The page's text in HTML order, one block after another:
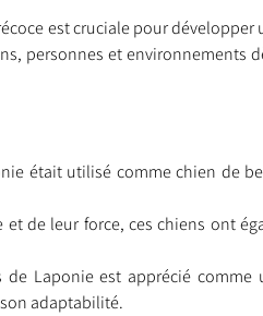
est cruciale pour
personnes et environnements
était utilisé comme chien de
et de leur force, ces chiens ont
Laponie est apprécié comme
adaptabilité.